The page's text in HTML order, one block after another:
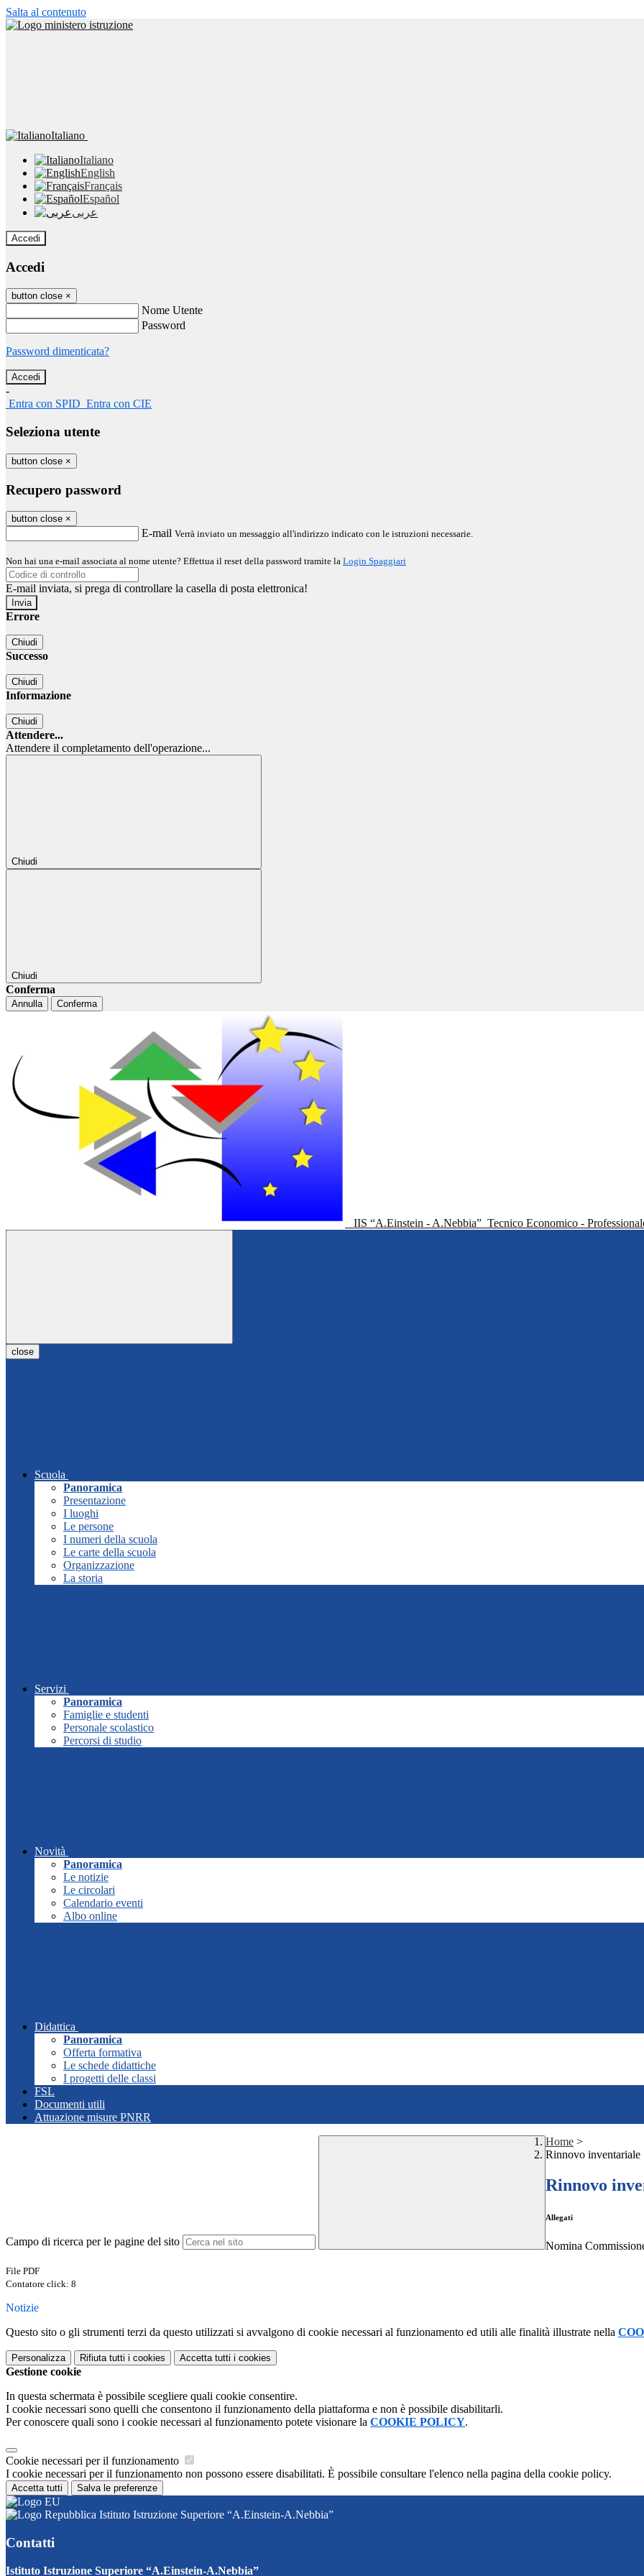
Salta al contenuto
Italiano
Italiano
English
Français
Español
عربى
Accedi
Accedi
button close ×
Nome Utente
Password
Password dimenticata?
-
Entra con SPID Entra con CIE
Seleziona utente
button close ×
Recupero password
button close ×
E-mail Verrà inviato un messaggio all'indirizzo indicato con le istruzioni necessarie.
Non hai una e-mail associata al nome utente? Effettua il reset della password tramite la Login Spaggiari
E-mail inviata, si prega di controllare la casella di posta elettronica!
Errore
Chiudi
Successo
Chiudi
Informazione
Chiudi
Attendere...
Attendere il completamento dell'operazione...
Chiudi
Chiudi
Conferma
Annulla Conferma
IIS “A.Einstein - A.Nebbia” Tecnico Economico -
close
Scuola
Panoramica
Presentazione
I luoghi
Le persone
I numeri della scuola
Le carte della scuola
Organizzazione
La storia
Servizi
Panoramica
Famiglie e studenti
Personale scolastico
Percorsi di studio
Novità
Panoramica
Le notizie
Le circolari
Calendario eventi
Albo online
Didattica
Panoramica
Offerta formativa
Le schede didattiche
I progetti delle classi
FSL
Documenti utili
Attuazione misure PNRR
Campo di ricerca per le pagine del sito
Home >
Rinnovo inventariale
Rinnovo
Allegati
Nomina
File PDF
Contatore click: 8
Notizie
Questo sito o gli strumenti terzi da questo utilizzati si avvalgono di cookie necessari al funzionamento ed utili alle finalità illustrate nella
Personalizza Rifiuta tutti i cookies Accetta tutti i cookies
Gestione cookie
In questa schermata è possibile scegliere quali cookie consentire.
I cookie necessari sono quelli che consentono il funzionamento della piattaforma e non è possibile disabilitarli.
Per conoscere quali sono i cookie necessari al funzionamento potete visionare la COOKIE POLICY.
Cookie necessari per il funzionamento
I cookie necessari per il funzionamento non possono essere disabilitati. È possibile consultare l'elenco nella pagina della cookie policy.
Accetta tutti Salva le preferenze
Istituto Istruzione Superiore “A.Einstein-A.Nebbia”
Contatti
Istituto Istruzione Superiore “A.Einstein-A.Nebbia”